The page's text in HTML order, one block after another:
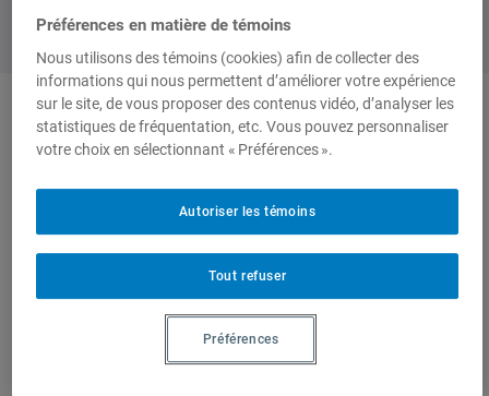
1 résultat
Partenaires
Institut d’études
Préférences en matière de témoins
Nous utilisons des témoins (cookies) afin de collecter des
informations qui nous permettent d’améliorer votre expérience
sur le site, de vous proposer des contenus vidéo, d’analyser les
statistiques de fréquentation, etc. Vous pouvez personnaliser
votre choix en sélectionnant « Préférences ».
Tout refuser
Autoriser les témoins
Préférences